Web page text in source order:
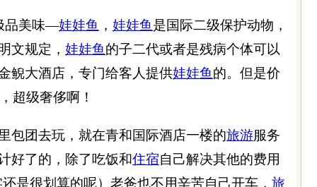
品美味—娃娃鱼 ， 娃娃鱼是国际二级保护动物，
文规定， 娃娃鱼的子二代或者是残病个体可以
鲵大酒店，专门给客人提供娃娃鱼的。但是价
超级奢侈啊！
团去玩，就在青和国际酒店一楼的旅游服务
好了的，除了吃饭和住宿自己解决其他的费用
是很划算的呢）老爸也不用辛苦自己开车， 旅